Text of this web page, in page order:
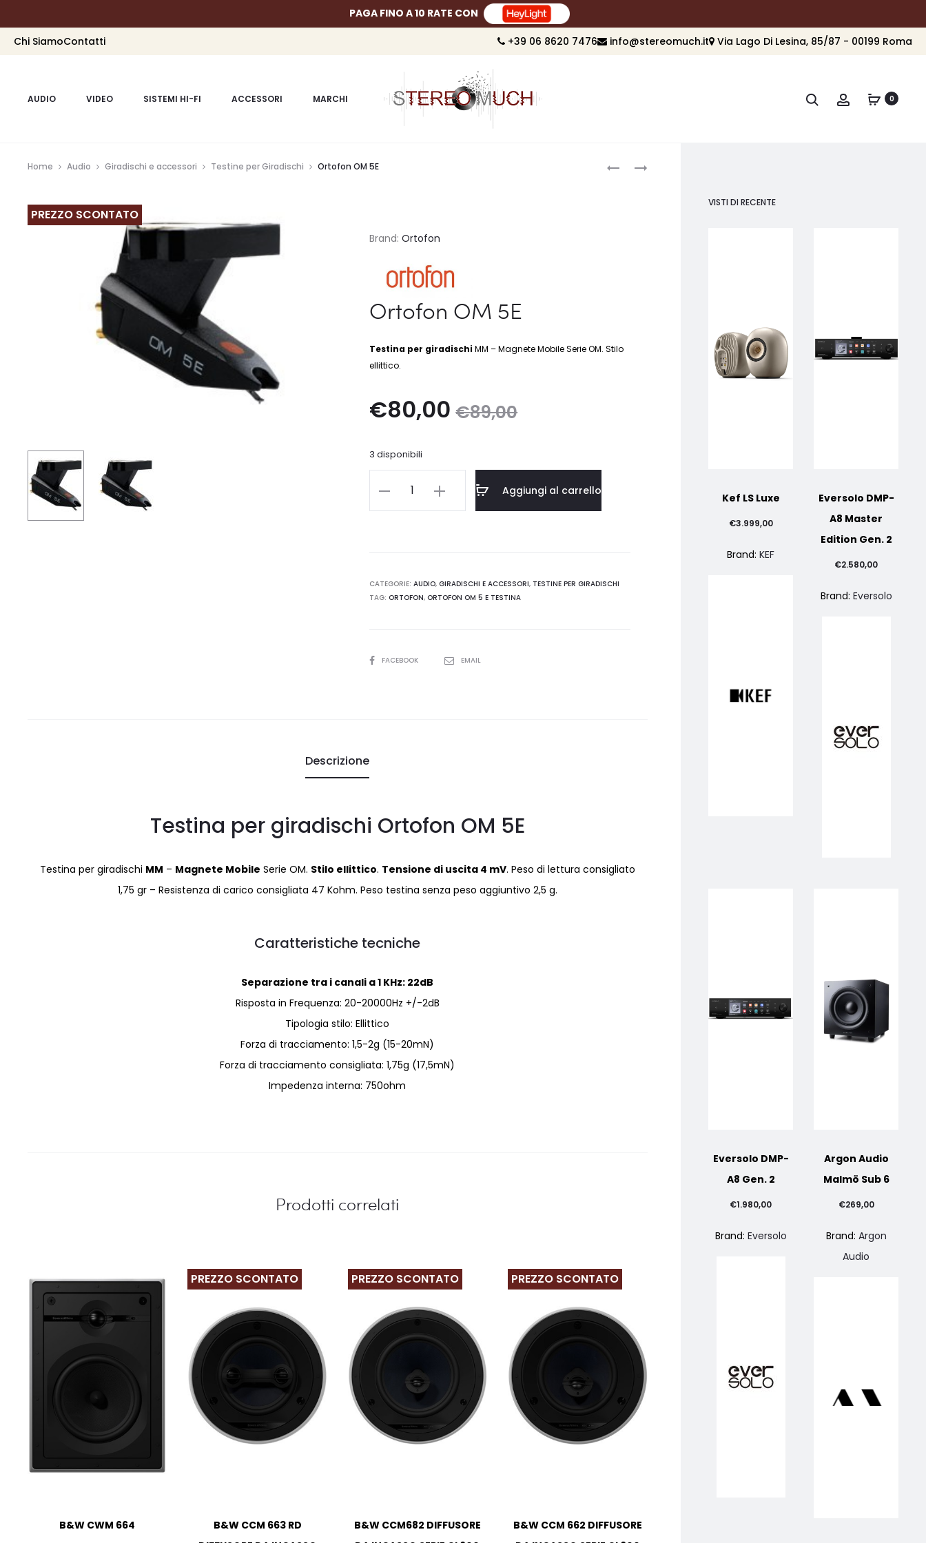
PAGA FINO A 10 RATE CON
Chi SiamoContatti +39 06 8620 7476 info@stereomuch.it Via Lago Di Lesina, 85/87 - 00199 Roma
AUDIO VIDEO SISTEMI HI-FI ACCESSORI MARCHI Cerca Account0
Product
navigation
SUMIKO
ORTOFON
Home Audio Giradischi e accessori Testine per Giradischi Ortofon OM 5E
PREZZO SCONTATO
Brand:Ortofon
Ortofon OM 5E
Testina per giradischiMM – Magnete Mobile Serie OM. Stilo
ellittico.
€89,00
Il
originale
era:
€80,00
Il
attuale
è:
3 disponibili
Ortofon
Aggiungi al carrello
CATEGORIE:AUDIO,GIRADISCHI E ACCESSORI, TESTINE PER GIRADISCHI
TAG:ORTOFON,ORTOFON OM 5 E TESTINA
SHAREFACEBOOK EMAIL
Descrizione
Testina per giradischi Ortofon OM 5E
Testina per giradischi MM – Magnete Mobile Serie OM. Stilo ellittico. Tensione di uscita 4 mV. Peso di lettura consigliato
1,75 gr – Resistenza di carico consigliata 47 Kohm. Peso testina senza peso aggiuntivo 2,5 g.
Caratteristiche tecniche
Separazione tra i canali a 1 KHz: 22dB
Risposta in Frequenza: 20-20000Hz +/-2dB
Tipologia stilo: Ellittico
Forza di tracciamento: 1,5-2g (15-20mN)
Forza di tracciamento consigliata: 1,75g (17,5mN)
Impedenza interna: 750ohm
Prodotti correlati
B&W CWM 664
PREZZO SCONTATO
B&W CCM 663 RD
PREZZO SCONTATO
B&W CCM682 DIFFUSORE
PREZZO SCONTATO
B&W CCM 662 DIFFUSORE
VISTI DI RECENTE
Kef LS Luxe
€3.999,00
Brand:KEF
Eversolo DMP-
A8 Master
Edition Gen. 2
€2.580,00
Brand: Eversolo
Eversolo DMP-
A8 Gen. 2
€1.980,00
Brand: Eversolo
Argon Audio
Malmö Sub 6
€269,00
Brand: Argon
Audio